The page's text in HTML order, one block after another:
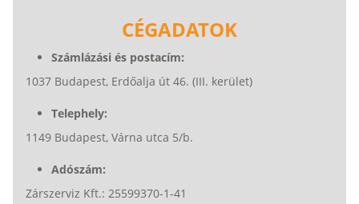
CÉGADATOK
Számlázási és postacím:
1037 Budapest, Erdőalja út 46. (III. kerület)
Telephely:
1149 Budapest, Várna utca 5/b.
Adószám:
Zárszerviz Kft.: 25599370-1-41